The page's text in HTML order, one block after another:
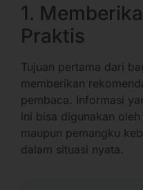
1.
Praktis
Tujuan pertama dari
memberikan
pembaca. Informasi
ini bisa digunakan
maupun pemangku
dalam situasi nyata.